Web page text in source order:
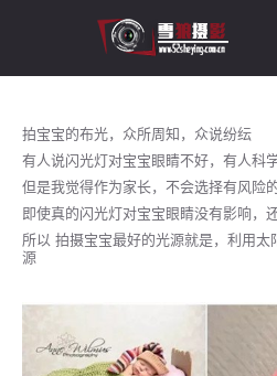
拍宝宝的布光，众所周知，众说纷纭
有人说闪光灯对宝宝眼睛不好，有人科
但是我觉得作为家长，不会选择有风险
即使真的闪光灯对宝宝眼睛没有影响，
所以 拍摄宝宝最好的光源就是，利用
源